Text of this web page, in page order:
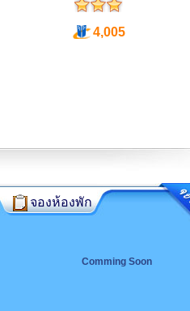
4,005
จองห้องพัก
Comming Soon